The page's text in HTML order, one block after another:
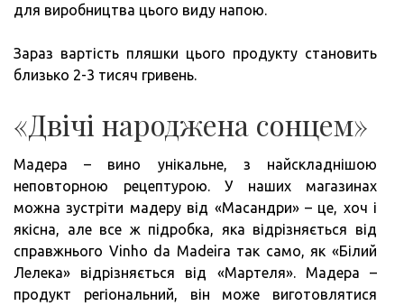
для виробництва цього виду напою.
Зараз вартість пляшки цього продукту становить
близько 2-3 тисяч гривень.
«Двічі народжена сонцем»
Мадера – вино унікальне, з найскладнішою
неповторною рецептурою. У наших магазинах
можна зустріти мадеру від «Масандри» – це, хоч і
якісна, але все ж підробка, яка відрізняється від
справжнього Vinho da Madeira так само, як «Білий
Лелека» відрізняється від «Мартеля». Мадера –
продукт регіональний, він може виготовлятися